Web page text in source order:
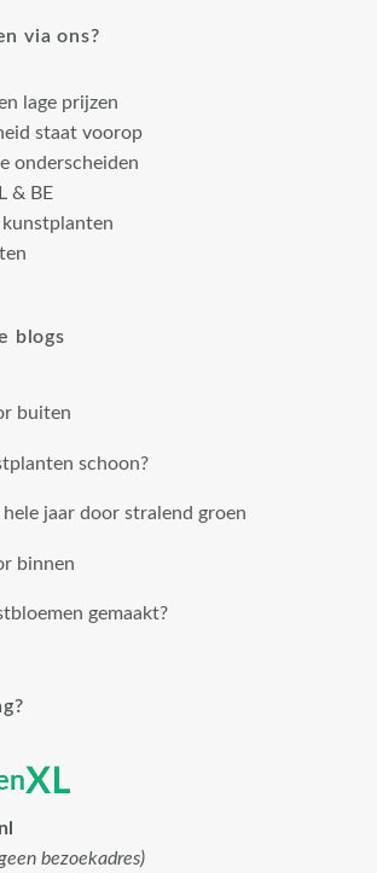
via ons?
lage prijzen
staat voorop
onderscheiden
& BE
blogs
buiten
schoon?
jaar door stralend groen
binnen
gemaakt?
bezoekadres)